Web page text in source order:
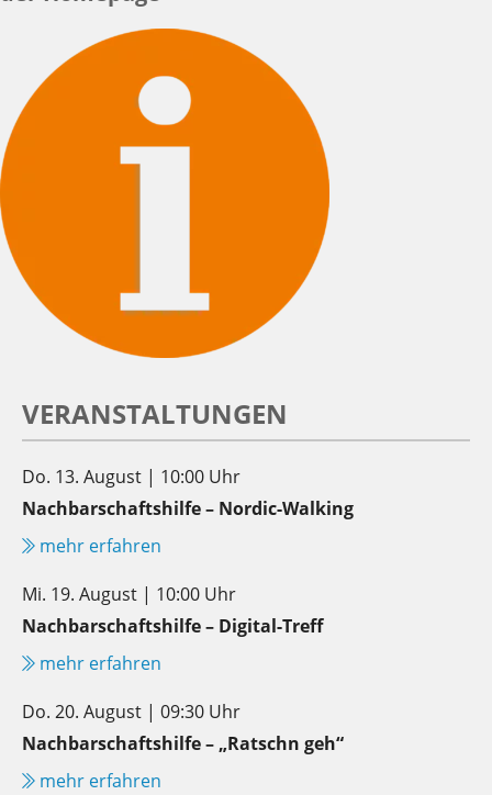
VERANSTALTUNGEN
Do. 13. August | 10:00 Uhr
Nachbarschaftshilfe – Nordic-Walking
mehr erfahren
Mi. 19. August | 10:00 Uhr
Nachbarschaftshilfe – Digital-Treff
mehr erfahren
Do. 20. August | 09:30 Uhr
Nachbarschaftshilfe – „Ratschn geh“
mehr erfahren